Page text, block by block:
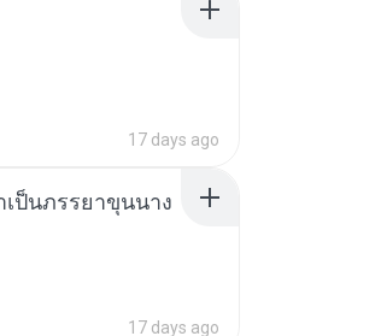
17 days ago
เป็นภรรยาขุนนาง
17 days ago